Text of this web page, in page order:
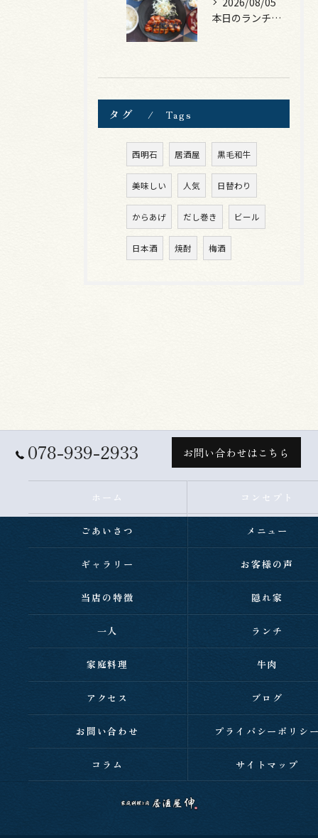
本日のランチは、ロース豚カツ梅はさみ！
タグ Tags
西明石 居酒屋 黒毛和牛
美味しい 人気 日替わり
からあげ だし巻き ビール
日本酒 焼酎 梅酒
078-939-2933 お問い合わせはこちら
ホーム コンセプト
ごあいさつ メニュー
ギャラリー お客様の声
当店の特徴 隠れ家
一人 ランチ
家庭料理 牛肉
アクセス ブログ
お問い合わせ プライバシーポリシ
コラム サイトマップ